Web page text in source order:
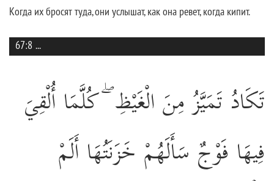
Когда их бросят туда, они услышат, как она ревет, когда кипит.
67:8 ...
تَكَادُ تَمَيَّزُ مِنَ الْغَيْظِ ۖ كُلَّمَا أُلْقِيَ
فِيهَا فَوْجٌ سَأَلَهُمْ خَزَنَتُهَا أَلَمْ